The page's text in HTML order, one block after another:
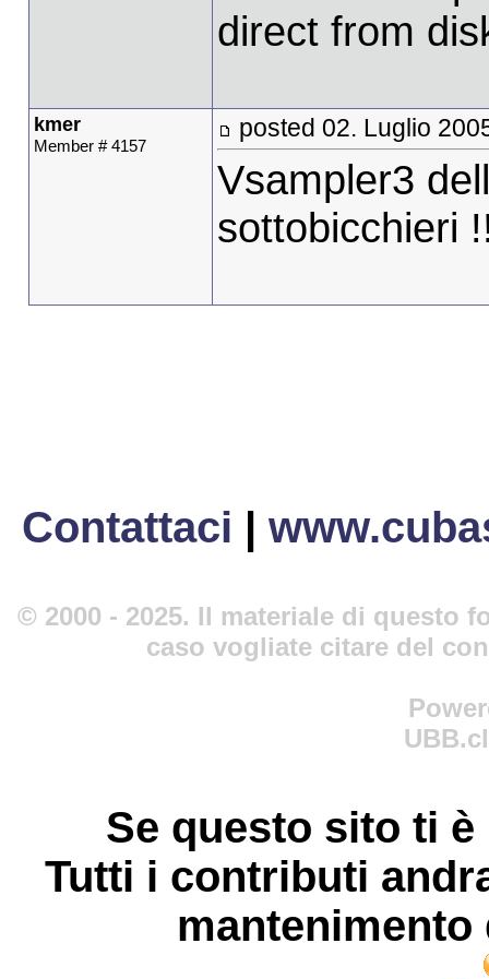
direct from
kmer
Member # 4157
posted 02. Luglio
Vsampler3
sottobicchieri
Contattaci |
© 2000 - 2025. Il materiale di questo
caso vogliate citare del
Se questo sito ti
Tutti i contributi